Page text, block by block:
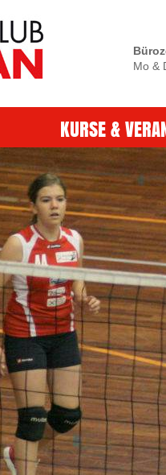
Mo &
KURSE &